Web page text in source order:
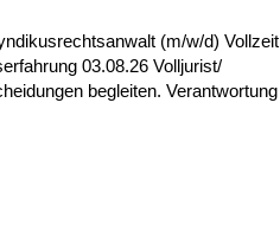
(m/w/d) Vollzeit
03.08.26 Volljurist/
begleiten. Verantwortung